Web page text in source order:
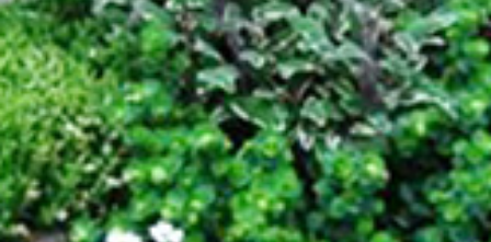
n
a
v
i
g
a
t
i
o
n